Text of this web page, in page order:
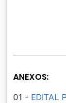
ANEXOS:
01 - EDITAL